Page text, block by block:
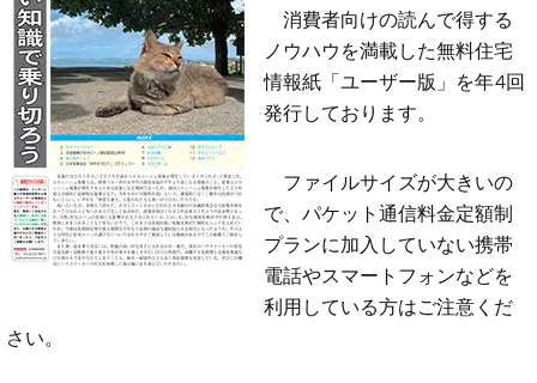
消費者向けの読んで得する
ノウハウを満載した無料住宅
情報紙「ユーザー版」を年4回
発行しております。
ファイルサイズが大きいの
で、パケット通信料金定額制
プランに加入していない携帯
電話やスマートフォンなどを
利用している方はご注意くだ
さい。